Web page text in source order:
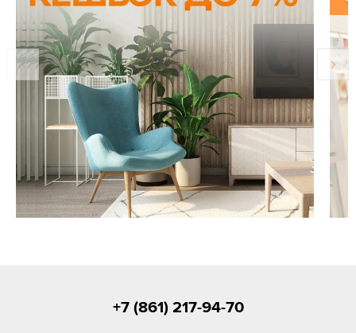
+7 (861) 217-94-70